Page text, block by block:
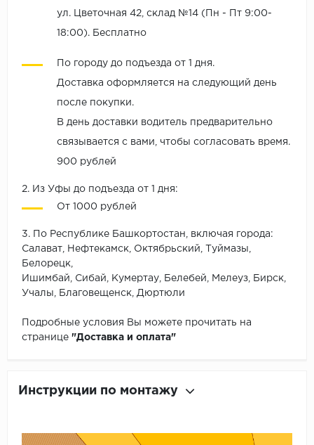
ул. Цветочная 42, склад №14 (Пн - Пт 9:00-
18:00). Бесплатно
По городу до подъезда от 1 дня.
Доставка оформляется на следующий день
после покупки.
В день доставки водитель предварительно
связывается с вами, чтобы согласовать время.
900 рублей
2. Из Уфы до подъезда от 1 дня:
От 1000 рублей
3. По Республике Башкортостан, включая города:
Салават, Нефтекамск, Октябрьский, Туймазы,
Белорецк,
Ишимбай, Сибай, Кумертау, Белебей, Мелеуз, Бирск,
Учалы, Благовещенск, Дюртюли
Подробные условия Вы можете прочитать на
странице "Доставка и оплата"
Инструкции по монтажу